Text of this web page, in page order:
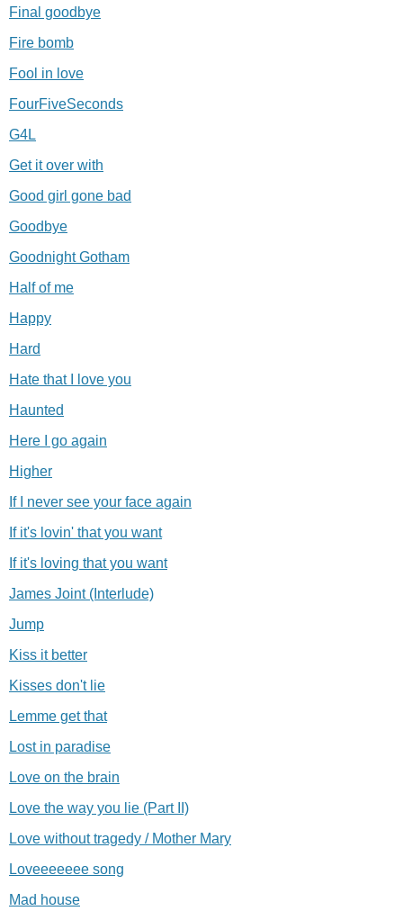
Final goodbye
Fire bomb
Fool in love
FourFiveSeconds
G4L
Get it over with
Good girl gone bad
Goodbye
Goodnight Gotham
Half of me
Happy
Hard
Hate that I love you
Haunted
Here I go again
Higher
If I never see your face again
If it's lovin' that you want
If it's loving that you want
James Joint (Interlude)
Jump
Kiss it better
Kisses don't lie
Lemme get that
Lost in paradise
Love on the brain
Love the way you lie (Part II)
Love without tragedy / Mother Mary
Loveeeeeee song
Mad house